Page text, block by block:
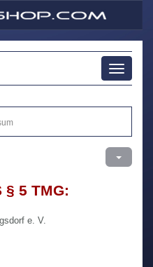
Toggle
5 TMG:
e. V.